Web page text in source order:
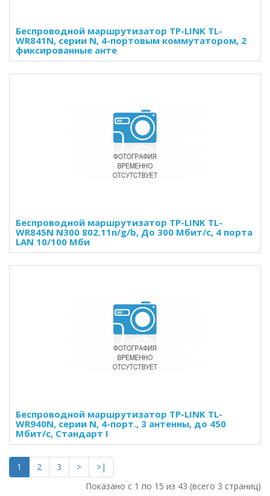
Беспроводной маршрутизатор TP-LINK TL-
WR841N, серии N, 4-портовым коммутатором, 2
фиксированные анте
Беспроводной маршрутизатор TP-LINK TL-
WR845N N300 802.11n/g/b, До 300 Мбит/с, 4 порта
LAN 10/100 Мби
Беспроводной маршрутизатор TP-LINK TL-
WR940N, серии N, 4-порт., 3 антенны, до 450
Мбит/с, Стандарт I
1 2 3 >
>|
Показано с 1 по 15 из 43 (всего 3 страниц)